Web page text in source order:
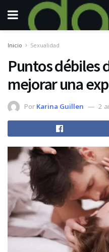
Inicio Sexualidad
Puntos débiles
mejorar una
Por Karina Guillen 2